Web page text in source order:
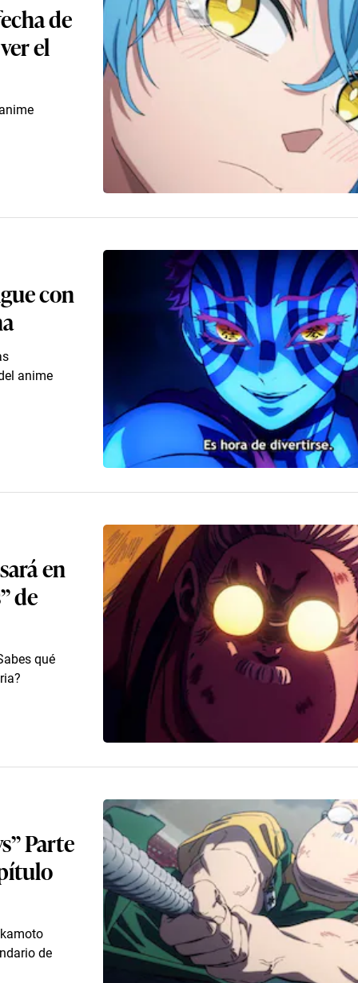
de
el
con
anime
en
de
qué
Parte
de